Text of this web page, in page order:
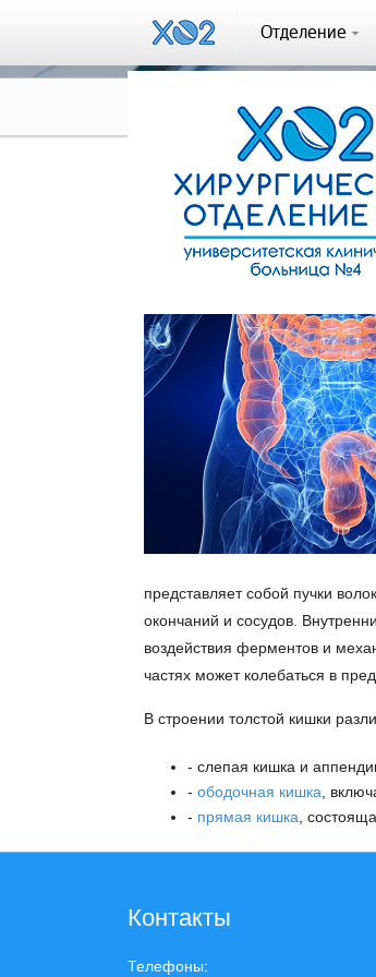
Отделение
Словарь терминов и
Толстая кишка
представляет собой пучки
окончаний и сосудов.
воздействия ферментов и
частях может колебаться в
В строении толстой кишки
- слепая кишка и
- ободочная кишка ,
- прямая кишка ,
Контакты
Телефоны: